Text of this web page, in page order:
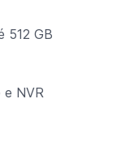
512 GB
e NVR